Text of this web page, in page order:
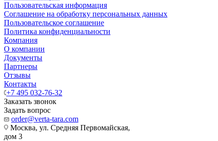
Пользовательская информация
Соглашение на обработку персональных данных
Пользовательское соглашение
Политика конфиденциальности
Компания
О компании
Документы
Партнеры
Отзывы
Контакты
+7 495 032-76-32
Заказать звонок
Задать вопрос
order@verta-tara.com
Москва, ул. Средняя Первомайская,
дом 3